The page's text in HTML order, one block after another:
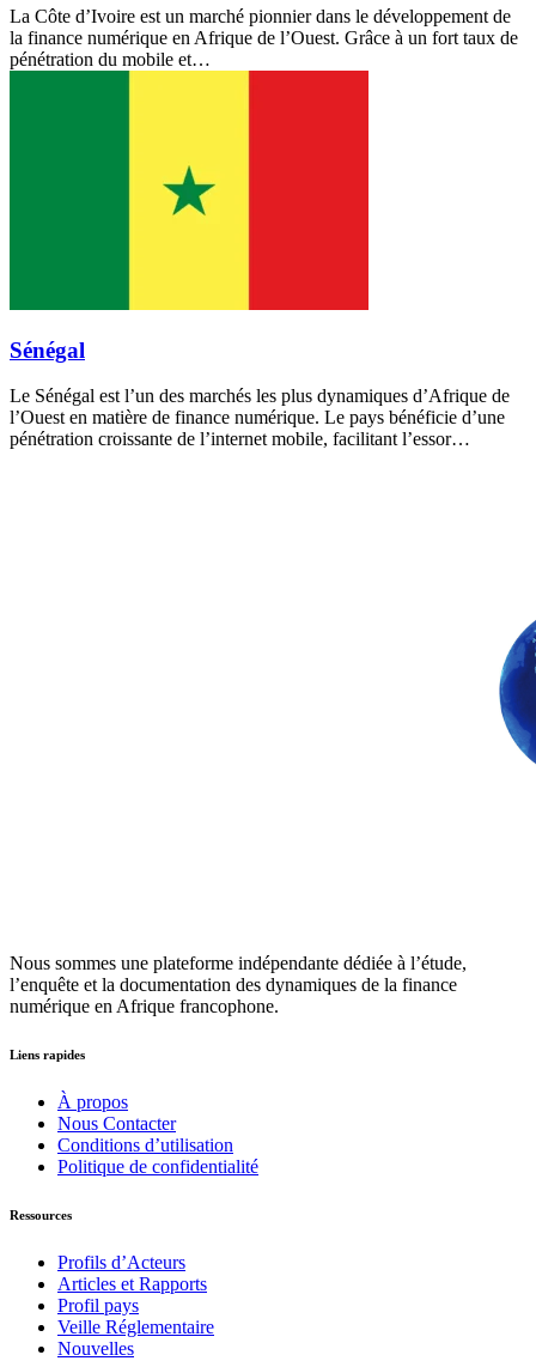
La Côte d’Ivoire est un marché pionnier dans le développement de
la finance numérique en Afrique de l’Ouest. Grâce à un fort taux de
pénétration du mobile et…
Sénégal
Le Sénégal est l’un des marchés les plus dynamiques d’Afrique de
l’Ouest en matière de finance numérique. Le pays bénéficie d’une
pénétration croissante de l’internet mobile, facilitant l’essor…
Nous sommes une plateforme indépendante dédiée à l’étude,
l’enquête et la documentation des dynamiques de la finance
numérique en Afrique francophone.
Liens rapides
À propos
Nous Contacter
Conditions d’utilisation
Politique de confidentialité
Ressources
Profils d’Acteurs
Articles et Rapports
Profil pays
Veille Réglementaire
Nouvelles